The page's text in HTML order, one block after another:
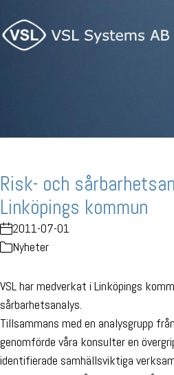
Risk- och
Linköpings kommun
2011-07-01
Nyheter
VSL har medverkat i Linköpings
sårbarhetsanalys.
Tillsammans med en analysgrupp
genomförde våra konsulter en
identifierade samhällsviktiga